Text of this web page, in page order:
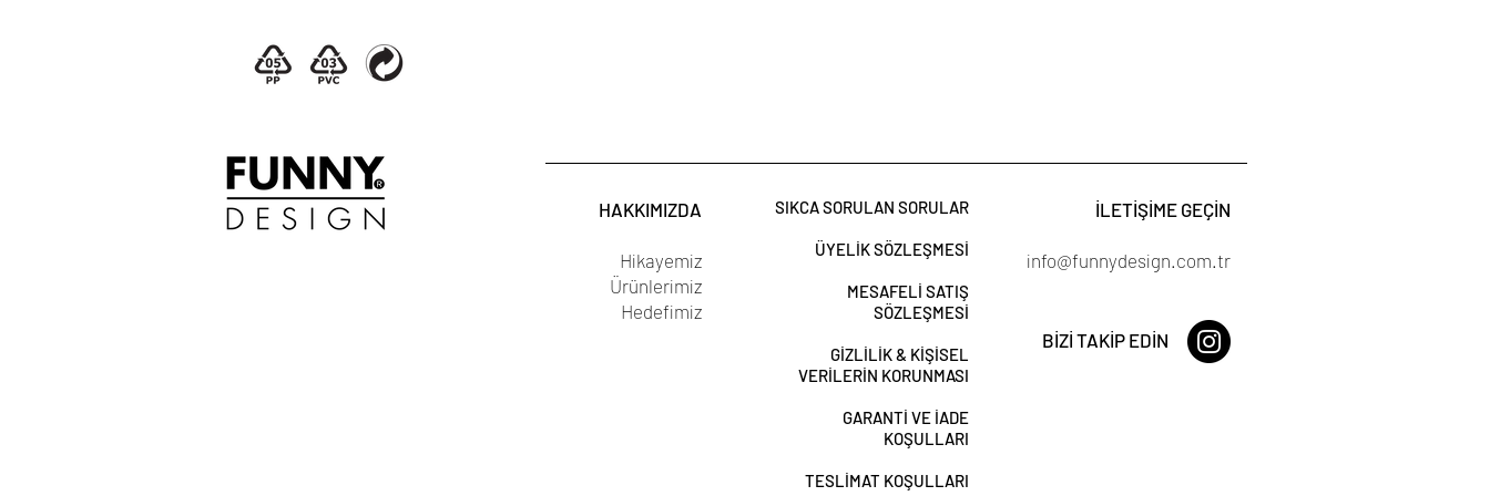
HAKKIMIZDA
Hikayemiz
Ürünlerimiz
Hedefimiz
SIKCA SORULAN SORULAR
ÜYELİK SÖZLEŞMESİ
MESAFELİ SATIŞ
SÖZLEŞMESİ
GİZLİLİK & KİŞİSEL
VERİLERİN KORUNMASI
GARANTİ VE İADE
KOŞULLARI
TESLİMAT KOŞULLARI
İLETİŞİME GEÇİN
info@funnydesign.com.tr
BİZİ TAKİP EDİN